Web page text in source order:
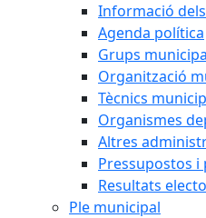
Informació
Agenda política
Grups
Organització
Tècnics
Organismes
Altres
Pressupostos i
Resultats
Ple municipal